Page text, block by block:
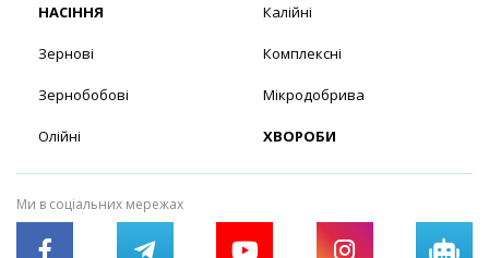
НАСІННЯ
Зернові
Зернобобові
Олійні
Калійні
Комплексні
Мікродобрива
ХВОРОБИ
Ми в соціальних мережах